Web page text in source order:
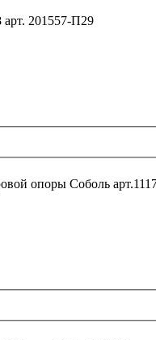
Болт М12*16*1,25 6.8 арт. 201557-П29
Болт М10*25*1,5 шаровой опоры Соболь